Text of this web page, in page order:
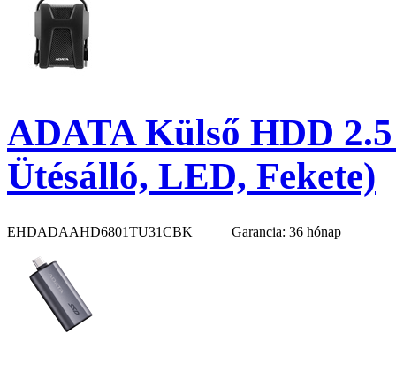
ADATA Külső HDD
Ütésálló, LED, Fekete)
EHDADAAHD6801TU31CBK Garancia: 36 hónap